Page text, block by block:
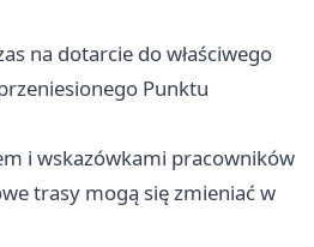
na dotarcie do właściwego
Punktu
i wskazówkami pracowników
trasy mogą się zmieniać w